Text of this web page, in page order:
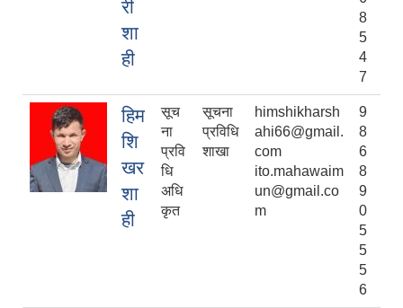
री
शा
ही
8
5
4
7
हिम
शि
खर
शा
ही
सूच
ना
प्रवि
धि
अधि
कृत
सूचना
प्रविधि
शाखा
himshikharsh
ahi66@gmail.
com
ito.mahawaim
un@gmail.co
m
9
8
6
8
9
0
5
5
5
6